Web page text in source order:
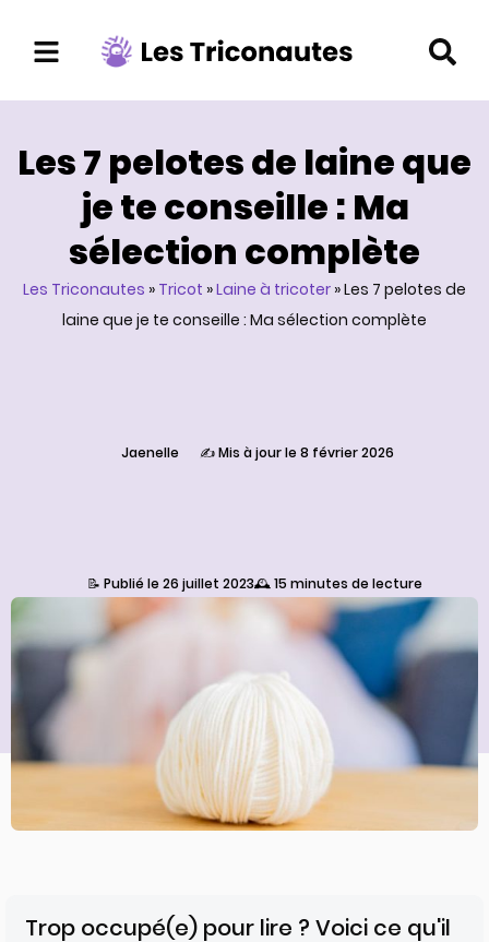
Aller
au
Les 7 pelotes de laine que
je te conseille : Ma
sélection complète
Les Triconautes » Tricot »Laine à tricoter »Les 7 pelotes de
laine que je te conseille : Ma sélection complète
Jaenelle ✍️ Mis à jour le 8 février 2026
📝 Publié le 26 juillet 2023🕰️ 15 minutes de lecture
Trop occupé(e) pour lire ? Voici ce qu'il